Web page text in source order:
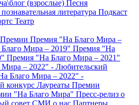
(взрослые) Песня
литература Подкаст
Театр
Премии Премия "На Благо Мира –
Мира – 2019" Премия "На
Премия "На Благо Мира – 2021"
– 2022" - Любительский
Благо Мира – 2022" -
конкурс Лауреаты Премии
"На Благо Мира" Пресс-релиз о
совет СМИ о нас Партнеры